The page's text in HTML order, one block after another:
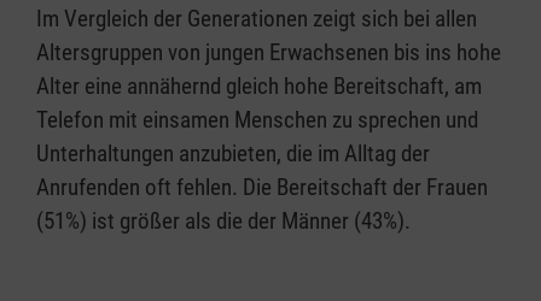
Im Vergleich der Generationen zeigt sich bei allen
Altersgruppen von jungen Erwachsenen bis ins hohe
Alter eine annähernd gleich hohe Bereitschaft, am
Telefon mit einsamen Menschen zu sprechen und
Unterhaltungen anzubieten, die im Alltag der
Anrufenden oft fehlen. Die Bereitschaft der Frauen
(51%) ist größer als die der Männer (43%).